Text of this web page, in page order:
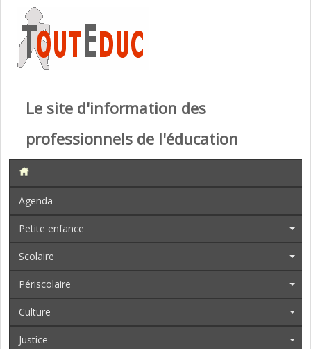
Le site d'information des
professionnels de l'éducation
Agenda
Petite enfance
Scolaire
Périscolaire
Culture
Justice